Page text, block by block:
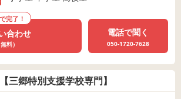
完了！
合わせ
無料）
電話で聞く
050-1720-7628
三郷特別支援学校専門】